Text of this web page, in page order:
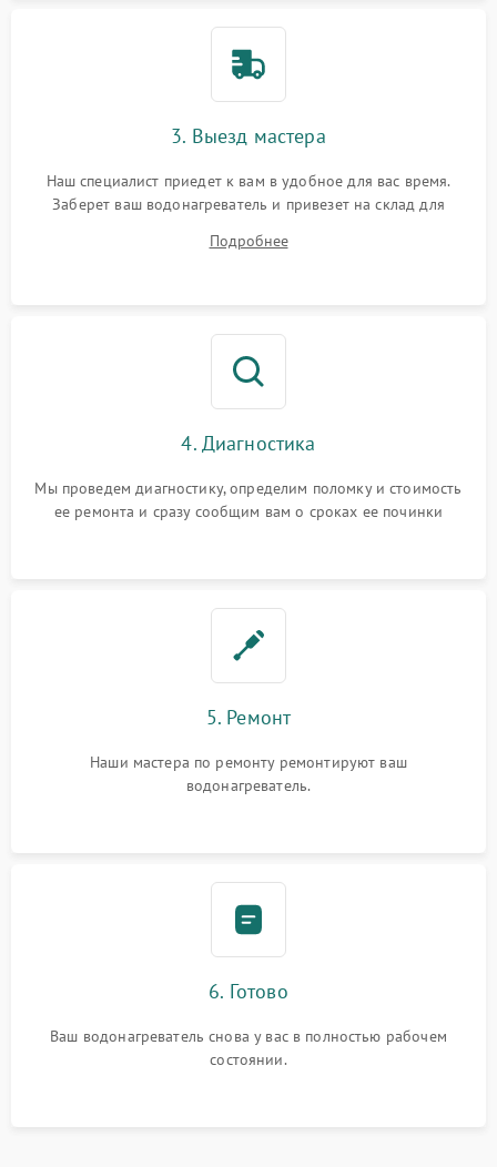
3. Выезд мастера
Наш специалист приедет к вам в удобное для вас время.
Заберет ваш водонагреватель и привезет на склад для
Подробнее
4. Диагностика
Мы проведем диагностику, определим поломку и стоимость
ее ремонта и сразу сообщим вам о сроках ее починки
5. Ремонт
Наши мастера по ремонту ремонтируют ваш
водонагреватель.
6. Готово
Ваш водонагреватель снова у вас в полностью рабочем
состоянии.